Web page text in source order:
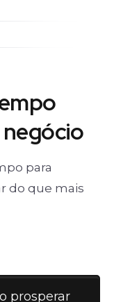
para
do que mais
prosperar